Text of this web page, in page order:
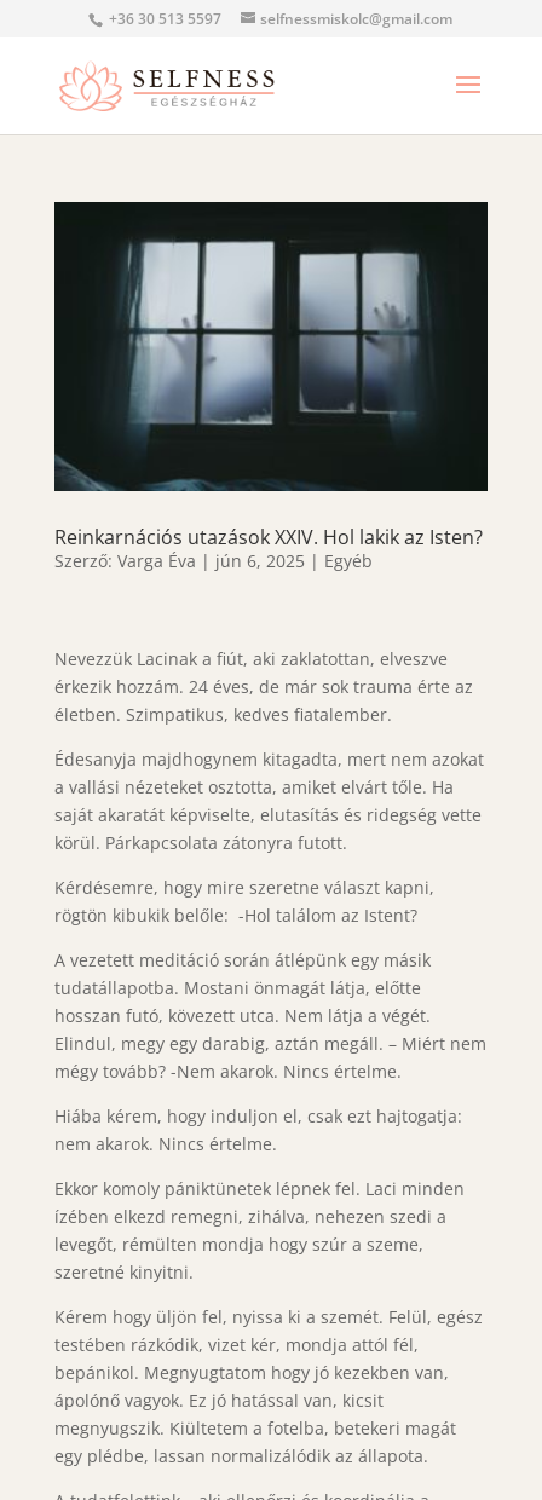
+36 30 513 5597 selfnessmiskolc@gmail.com
Reinkarnációs utazások XXIV. Hol lakik az Isten?
Szerző: Varga Éva | jún 6, 2025 | Egyéb
Nevezzük Lacinak a fiút, aki zaklatottan, elveszve
érkezik hozzám. 24 éves, de már sok trauma érte az
életben. Szimpatikus, kedves fiatalember.
Édesanyja majdhogynem kitagadta, mert nem azokat
a vallási nézeteket osztotta, amiket elvárt tőle. Ha
saját akaratát képviselte, elutasítás és ridegség vette
körül. Párkapcsolata zátonyra futott.
Kérdésemre, hogy mire szeretne választ kapni,
rögtön kibukik belőle: -Hol találom az Istent?
A vezetett meditáció során átlépünk egy másik
tudatállapotba. Mostani önmagát látja, előtte
hosszan futó, kövezett utca. Nem látja a végét.
Elindul, megy egy darabig, aztán megáll. – Miért nem
mégy tovább? -Nem akarok. Nincs értelme.
Hiába kérem, hogy induljon el, csak ezt hajtogatja:
nem akarok. Nincs értelme.
Ekkor komoly pániktünetek lépnek fel. Laci minden
ízében elkezd remegni, zihálva, nehezen szedi a
levegőt, rémülten mondja hogy szúr a szeme,
szeretné kinyitni.
Kérem hogy üljön fel, nyissa ki a szemét. Felül, egész
testében rázkódik, vizet kér, mondja attól fél,
bepánikol. Megnyugtatom hogy jó kezekben van,
ápolónő vagyok. Ez jó hatással van, kicsit
megnyugszik. Kiültetem a fotelba, betekeri magát
egy plédbe, lassan normalizálódik az állapota.